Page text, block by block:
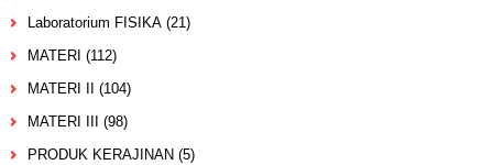
Laboratorium FISIKA (21)
MATERI (112)
MATERI II
(104)
MATERI III
(98)
PRODUK KERAJINAN (5)